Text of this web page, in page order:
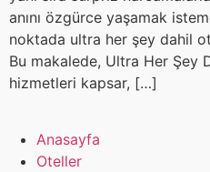
anını özgürce yaşamak
noktada ultra her şey dahil
Bu makalede, Ultra Her Şey
hizmetleri kapsar, […]
Anasayfa
Oteller